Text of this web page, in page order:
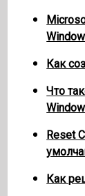
Как
Что
Reset
Как